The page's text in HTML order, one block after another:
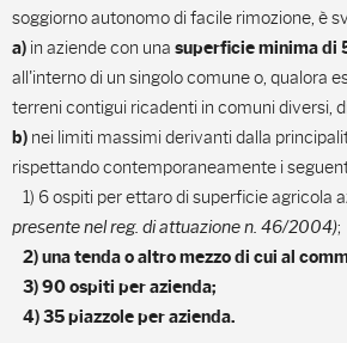
soggiorno autonomo di facile rimozione, è
a) in aziende con una superficie minima di
all'interno di un singolo comune o, qualora
terreni contigui ricadenti in comuni diversi,
b) nei limiti massimi derivanti dalla
rispettando contemporaneamente i
1) 6 ospiti per ettaro di superficie agricola
presente nel reg. di attuazione n. 46/2004);
2) una tenda o altro mezzo di cui al
3) 90 ospiti per azienda;
4) 35 piazzole per azienda.